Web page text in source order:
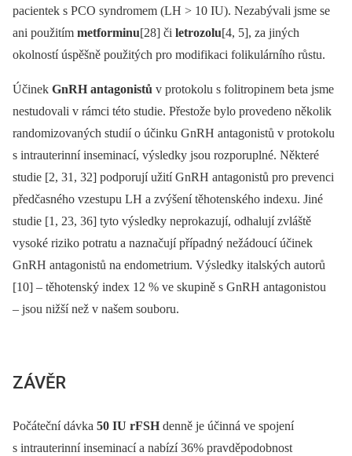
pacientek s PCO syndromem (LH > 10 IU). Nezabývali jsme se
ani použitím metforminu[28] či letrozolu[4, 5], za jiných
okolností úspěšně použitých pro modifikaci folikulárního růstu.
Účinek GnRH antagonistů v protokolu s folitropinem beta jsme
nestudovali v rámci této studie. Přestože bylo provedeno několik
randomizovaných studií o účinku GnRH antagonistů v protokolu
s intrauterinní inseminací, výsledky jsou rozporuplné. Některé
studie [2, 31, 32] podporují užití GnRH antagonistů pro prevenci
předčasného vzestupu LH a zvýšení těhotenského indexu. Jiné
studie [1, 23, 36] tyto výsledky neprokazují, odhalují zvláště
vysoké riziko potratu a naznačují případný nežádoucí účinek
GnRH antagonistů na endometrium. Výsledky italských autorů
[10] –⁠ těhotenský index 12 % ve skupině s GnRH antagonistou
–⁠ jsou nižší než v našem souboru.
ZÁVĚR
Počáteční dávka 50 IU rFSH denně je účinná ve spojení
s intrauterinní inseminací a nabízí 36% pravděpodobnost